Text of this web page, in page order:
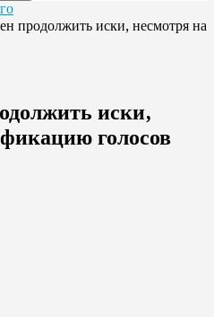
продолжить иски, несмотря на
иски,
голосов